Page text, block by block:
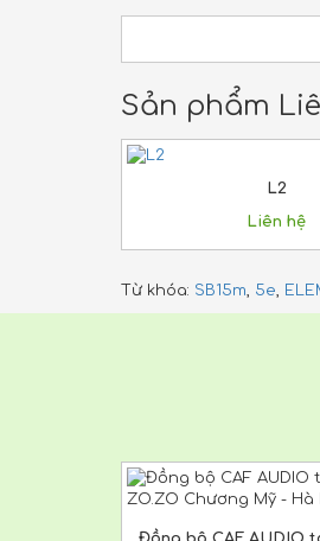
Sản phẩm
L2
Liên hệ
Từ khóa: SB15m, 5e,